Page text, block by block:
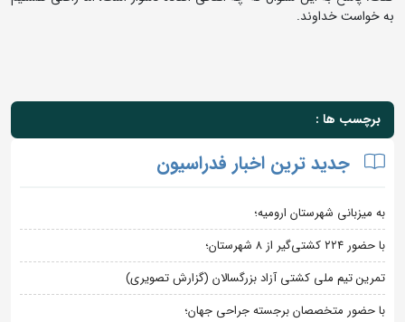
به خواست خداوند.
برچسب ها :
جدید ترین اخبار فدراسیون
به میزبانی شهرستان ارومیه؛
با حضور ۲۲۴ کشتی‌گیر از ۸ شهرستان؛
تمرین تیم ملی کشتی آزاد بزرگسالان (گزارش تصویری)
با حضور متخصصان برجسته جراحی جهان؛